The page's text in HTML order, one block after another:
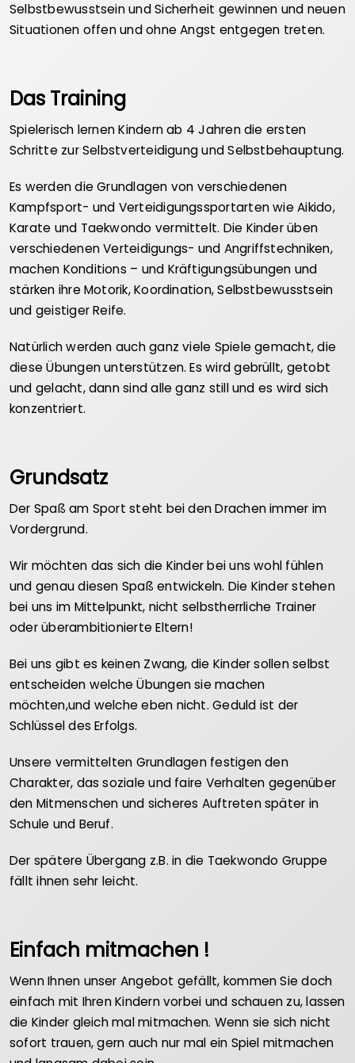
Selbstbewusstsein und Sicherheit gewinnen und neuen
Situationen offen und ohne Angst entgegen treten.
Das Training
Spielerisch lernen Kindern ab 4 Jahren die ersten
Schritte zur Selbstverteidigung und Selbstbehauptung.
Es werden die Grundlagen von verschiedenen
Kampfsport- und Verteidigungssportarten wie Aikido,
Karate und Taekwondo vermittelt. Die Kinder üben
verschiedenen Verteidigungs- und Angriffstechniken,
machen Konditions – und Kräftigungsübungen und
stärken ihre Motorik, Koordination, Selbstbewusstsein
und geistiger Reife.
Natürlich werden auch ganz viele Spiele gemacht, die
diese Übungen unterstützen. Es wird gebrüllt, getobt
und gelacht, dann sind alle ganz still und es wird sich
konzentriert.
Grundsatz
Der Spaß am Sport steht bei den Drachen immer im
Vordergrund.
Wir möchten das sich die Kinder bei uns wohl fühlen
und genau diesen Spaß entwickeln. Die Kinder stehen
bei uns im Mittelpunkt, nicht selbstherrliche Trainer
oder überambitionierte Eltern!
Bei uns gibt es keinen Zwang, die Kinder sollen selbst
entscheiden welche Übungen sie machen
möchten,und welche eben nicht. Geduld ist der
Schlüssel des Erfolgs.
Unsere vermittelten Grundlagen festigen den
Charakter, das soziale und faire Verhalten gegenüber
den Mitmenschen und sicheres Auftreten später in
Schule und Beruf.
Der spätere Übergang z.B. in die Taekwondo Gruppe
fällt ihnen sehr leicht.
Einfach mitmachen !
Wenn Ihnen unser Angebot gefällt, kommen Sie doch
einfach mit Ihren Kindern vorbei und schauen zu, lassen
die Kinder gleich mal mitmachen. Wenn sie sich nicht
sofort trauen, gern auch nur mal ein Spiel mitmachen